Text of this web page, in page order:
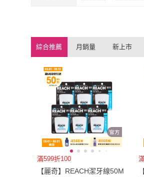
綜合推薦 月銷量 新上市
滿599折100
【麗奇】REACH潔牙線50M